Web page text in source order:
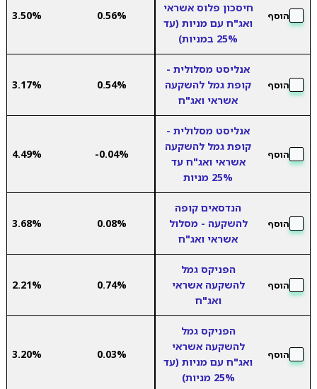
הוסף
חיסכון פלוס אשראי
ואג"ח עם מניות (עד
25% במניות)
0.56%
3.50%
הוסף
אנליסט מסלולית -
קופת גמל להשקעה
אשראי ואג"ח
0.54%
3.17%
הוסף
אנליסט מסלולית -
קופת גמל להשקעה
אשראי ואג"ח עד
25% מניות
-0.04%
4.49%
הוסף
הנדסאים קופה
להשקעה - מסלול
אשראי ואג"ח
0.08%
3.68%
הוסף
הפניקס גמל
להשקעה אשראי
ואג"ח
0.74%
2.21%
הוסף
הפניקס גמל
להשקעה אשראי
ואג"ח עם מניות (עד
25% מניות)
0.03%
3.20%